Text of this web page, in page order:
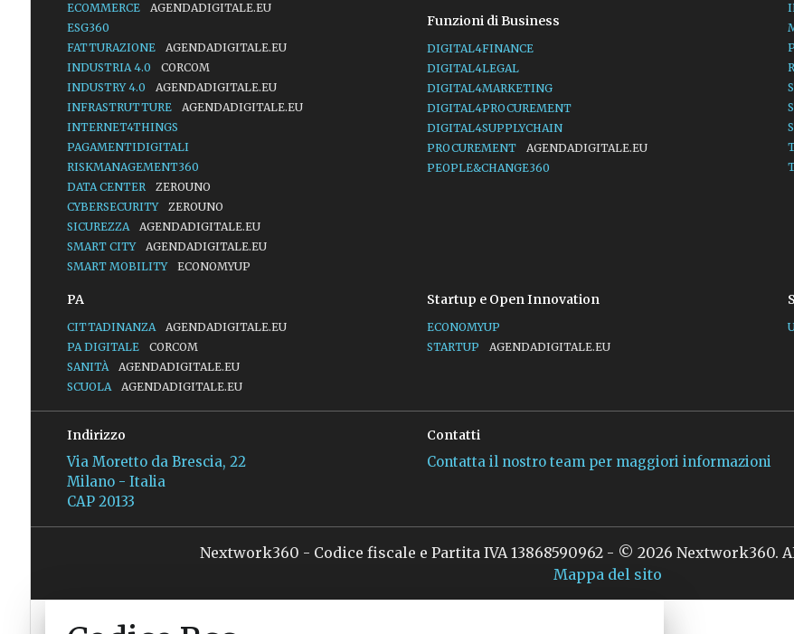
ECOMMERCE
AGENDADIGITALE.EU
ESG360
FATTURAZIONE
AGENDADIGITALE.EU
INDUSTRIA 4.0
CORCOM
INDUSTRY 4.0
AGENDADIGITALE.EU
INFRASTRUTTURE
AGENDADIGITALE.EU
INTERNET4THINGS
PAGAMENTIDIGITALI
RISKMANAGEMENT360
DATA CENTER
ZEROUNO
CYBERSECURITY
ZEROUNO
SICUREZZA
AGENDADIGITALE.EU
SMART CITY
AGENDADIGITALE.EU
SMART MOBILITY
ECONOMYUP
Funzioni di Business
DIGITAL4FINANCE
DIGITAL4LEGAL
DIGITAL4MARKETING
DIGITAL4PROCUREMENT
DIGITAL4SUPPLYCHAIN
PROCUREMENT
AGENDADIGITALE.EU
PEOPLE&CHANGE360
PA
CITTADINANZA
AGENDADIGITALE.EU
PA DIGITALE
CORCOM
SANITÀ
AGENDADIGITALE.EU
SCUOLA
AGENDADIGITALE.EU
Startup e Open Innovation
ECONOMYUP
STARTUP
AGENDADIGITALE.EU
Indirizzo
Via Moretto da Brescia, 22
Milano - Italia
CAP 20133
Contatti
Contatta il nostro team per maggiori informazioni
Nextwork360 - Codice fiscale e Partita IVA 13868590962 - © 2026 Nextwork360.
Mappa del sito